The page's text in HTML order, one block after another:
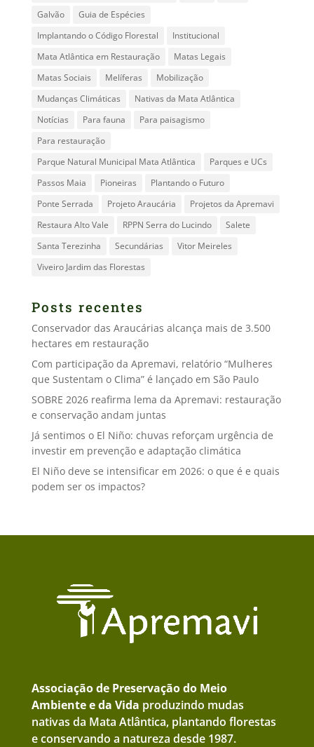
Galvão
Guia de Espécies
Implantando o Código Florestal
Institucional
Mata Atlântica em Restauração
Matas Legais
Matas Sociais
Melíferas
Mobilização
Mudanças Climáticas
Nativas da Mata Atlântica
Notícias
Para fauna
Para paisagismo
Para restauração
Parque Natural Municipal Mata Atlântica
Parques e UCs
Passos Maia
Pioneiras
Plantando o Futuro
Ponte Serrada
Projeto Araucária
Projetos da Apremavi
Restaura Alto Vale
RPPN Serra do Lucindo
Salete
Santa Terezinha
Secundárias
Vitor Meireles
Viveiro Jardim das Florestas
Posts recentes
Conservador das Araucárias alcança mais de 3.500
hectares em restauração
Com participação da Apremavi, relatório “Mulheres
que Sustentam o Clima” é lançado em São Paulo
SOBRE 2026 reafirma lema da Apremavi: restauração
e conservação andam juntas
Já sentimos o El Niño: chuvas reforçam urgência de
investir em prevenção e adaptação climática
El Niño deve se intensificar em 2026: o que é e quais
podem ser os impactos?
Associação de Preservação do Meio
Ambiente e da Vida produzindo mudas
nativas da Mata Atlântica, plantando florestas
e conservando a natureza desde 1987.